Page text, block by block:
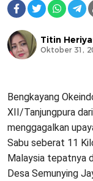
Titin
Oktober 31,
Bengkayang
XII/Tanjungpura
menggagalkan
Sabu seberat 11
Malaysia tepatnya
Desa Semunying